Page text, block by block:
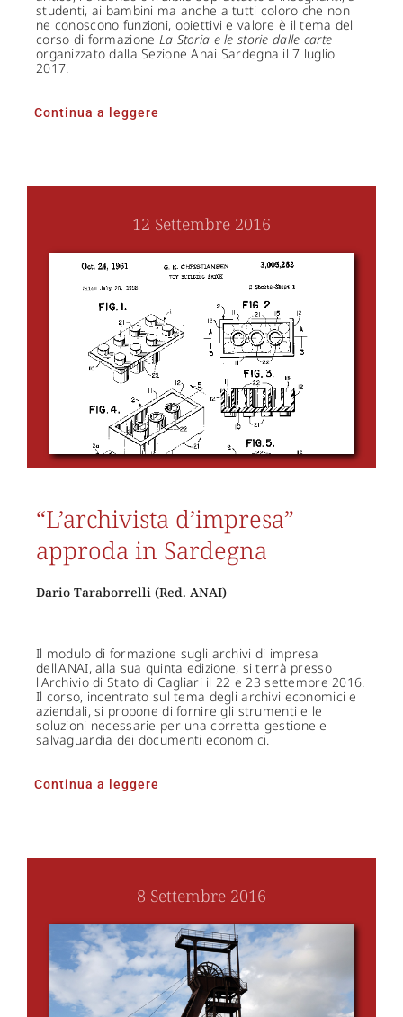
studenti, ai bambini ma anche a tutti coloro che non
ne conoscono funzioni, obiettivi e valore è il tema del
corso di formazione La Storia e le storie dalle carte
organizzato dalla Sezione Anai Sardegna il 7 luglio
2017.
Continua a leggere
12 Settembre 2016
“L’archivista d’impresa”
approda in Sardegna
Dario Taraborrelli (Red. ANAI)
Il modulo di formazione sugli archivi di impresa
dell'ANAI, alla sua quinta edizione, si terrà presso
l'Archivio di Stato di Cagliari il 22 e 23 settembre 2016.
Il corso, incentrato sul tema degli archivi economici e
aziendali, si propone di fornire gli strumenti e le
soluzioni necessarie per una corretta gestione e
salvaguardia dei documenti economici.
Continua a leggere
8 Settembre 2016